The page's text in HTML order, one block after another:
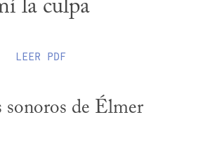
la culpa
LEER PDF
sonoros de Élmer